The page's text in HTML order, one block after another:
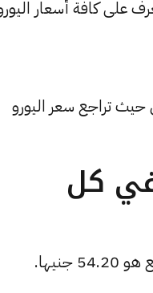
حيث تراجع سعر اليورو
في كل